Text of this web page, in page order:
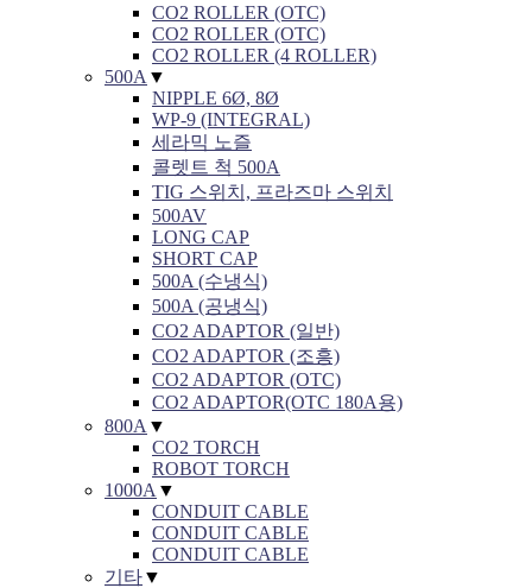
CO2 ROLLER (OTC)
CO2 ROLLER (OTC)
CO2 ROLLER (4 ROLLER)
500A ▼
NIPPLE 6Ø, 8Ø
WP-9 (INTEGRAL)
세라믹 노즐
콜렛트 척 500A
TIG 스위치, 프라즈마 스위치
500AV
LONG CAP
SHORT CAP
500A (수냉식)
500A (공냉식)
CO2 ADAPTOR (일반)
CO2 ADAPTOR (조흥)
CO2 ADAPTOR (OTC)
CO2 ADAPTOR(OTC 180A용)
800A ▼
CO2 TORCH
ROBOT TORCH
1000A ▼
CONDUIT CABLE
CONDUIT CABLE
CONDUIT CABLE
기타▼